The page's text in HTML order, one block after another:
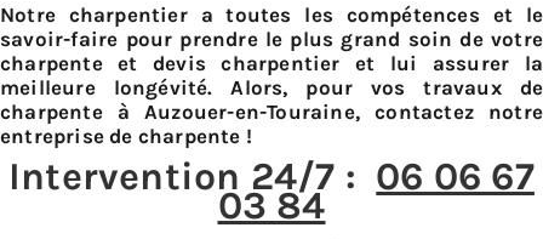
Notre charpentier a toutes les compétences et le
savoir-faire pour prendre le plus grand soin de votre
charpente et devis charpentier et lui assurer la
meilleure longévité. Alors, pour vos travaux de
charpente à Auzouer-en-Touraine, contactez notre
entreprise de charpente !
Intervention 24/7 : 06 06 67
03 84